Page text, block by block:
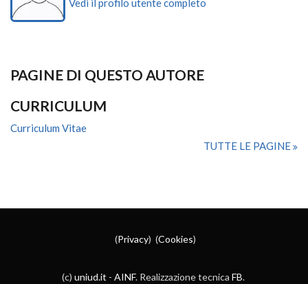
Vedi il profilo utente completo
PAGINE DI QUESTO AUTORE
CURRICULUM
Curriculum Vitae
TUTTE LE PAGINE
(Privacy) (Cookies)
(c) uniud.it - AINF. Realizzazione tecnica FB.